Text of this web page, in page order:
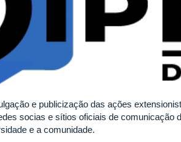
e publicização das ações
socias e sítios oficiais de comunicação
e a comunidade.